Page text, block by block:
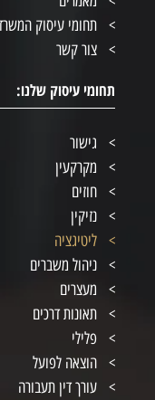
תחומי עיסוק
צור קשר
תחומי עיסוק שלנו:
גישור
מקרקעין
חוזים
נזיקין
ליטיגציה
ניהול משברים
מעצרים
תאונות דרכים
פלילי
הוצאה לפועל
עורך דין תעבורה